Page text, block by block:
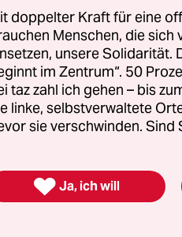
die Aufklärungs- und
Bundeswehr – obwohl
bleibt dabei nicht nur,
diesem Bereich
Aktivitäten überhaupt
stattfindenden
durchdas
doppelter Kraft für eine
Menschen, die
unsere Solidarität.
im Zentrum“. 50
taz zahl ich gehen – bis
linke, selbstverwaltete
sie verschwinden. Sind
 Ja, ich will